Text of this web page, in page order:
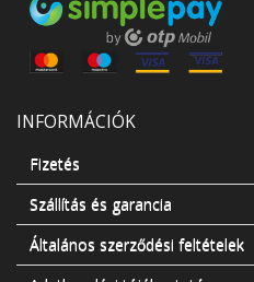
INFORMÁCIÓK
Fizetés
Szállítás és garancia
Általános szerződési feltételek